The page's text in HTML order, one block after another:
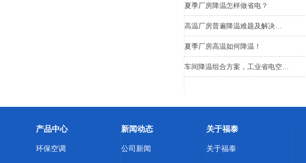
夏季厂房降温怎样做省电？
高温厂房普遍降温难题及解决…
夏季厂房高温如何降温！
车间降温组合方案，工业省电空…
产品中心
环保空调
新闻动态
公司新闻
关于福泰
关于福泰